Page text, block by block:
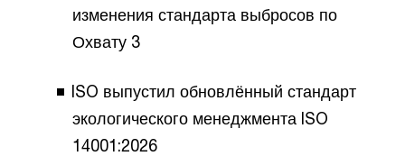
изменения стандарта выбросов по
Охвату 3
ISO выпустил обновлённый стандарт
экологического менеджмента ISO
14001:2026